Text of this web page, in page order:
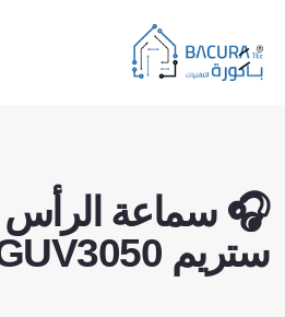
🎧 سماعة الرأس
ستريم GUV3050